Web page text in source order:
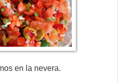
en la nevera.